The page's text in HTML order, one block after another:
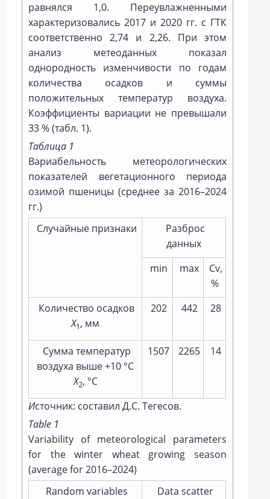
равнялся 1,0. Переувлажненными
характеризовались 2017 и 2020 гг. с ГТК
соответственно 2,74 и 2,26. При этом
анализ метеоданных показал
однородность изменчивости по годам
количества осадков и суммы
положительных температур воздуха.
Коэффициенты вариации не превышали
33 % (табл. 1).
Таблица 1
Вариабельность метеорологических
показателей вегетационного периода
озимой пшеницы (среднее за 2016–2024
гг.)
Случайные признаки
Разброс
данных
min
max
Cv,
%
Количество осадков
Х1, мм
202 442 28
Сумма температур
воздуха выше +10 °C
Х2, °C
1507 2265 14
Источник: составил Д.С. Тегесов.
Table 1
Variability of meteorological parameters
for the winter wheat growing season
(average for 2016–2024)
Random variables
Data scatter